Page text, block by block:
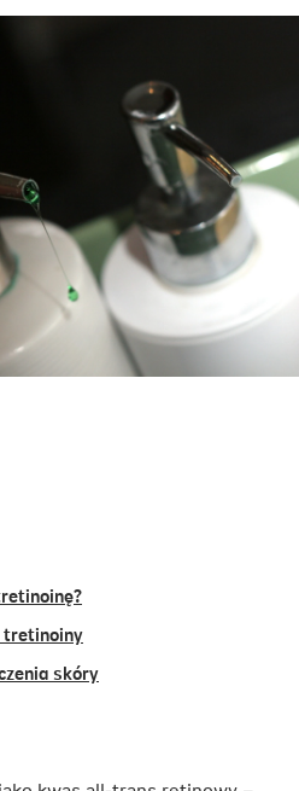
tretinoiny
skóry